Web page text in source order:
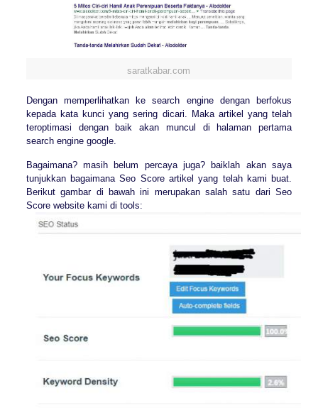
saratkabar.com
Dengan memperlihatkan ke search engine dengan berfokus
kepada kata kunci yang sering dicari. Maka artikel yang telah
teroptimasi dengan baik akan muncul di halaman pertama
search engine google.
Bagaimana? masih belum percaya juga? baiklah akan saya
tunjukkan bagaimana Seo Score artikel yang telah kami buat.
Berikut gambar di bawah ini merupakan salah satu dari Seo
Score website kami di tools: